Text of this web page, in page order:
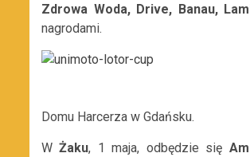
Zdrowa Woda, Drive, Banau,
nagrodami.
Domu Harcerza w Gdańsku.
WŻaku, 1 maja, odbędzie się